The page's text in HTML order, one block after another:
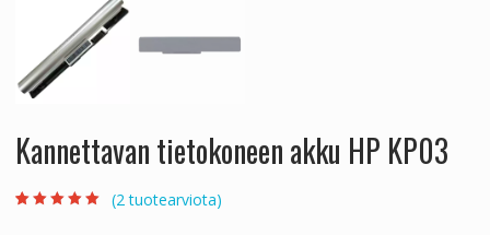
Kannettavan tietokoneen akku HP KP03
(2tuotearviota)